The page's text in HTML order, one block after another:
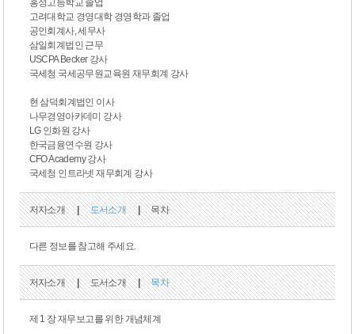
고려대학교 경영대학 경영학과 졸업
공인회계사, 세무사
삼일회계법인 근무
USCPA Becker 강사
국세청 국세공무원교육원 재무회계 강사
현 삼덕회계법인 이사
나무경영아카데미 강사
LG 인화원 강사
한국금융연수원 강사
CFO Academy 강사
국세청 인트라넷 재무회계 강사
저자소개 | 도서소개 | 목차
다른 정보를 참고해 주세요.
저자소개 | 도서소개 | 목차
제 1 장 재무보고를 위한 개념체계